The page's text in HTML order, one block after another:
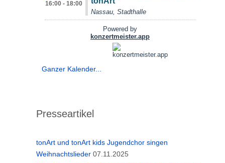
Ganzer Kalender...
Presseartikel
tonArt und tonArt kids Jugendchor singen
Weihnachtslieder 07.11.2025